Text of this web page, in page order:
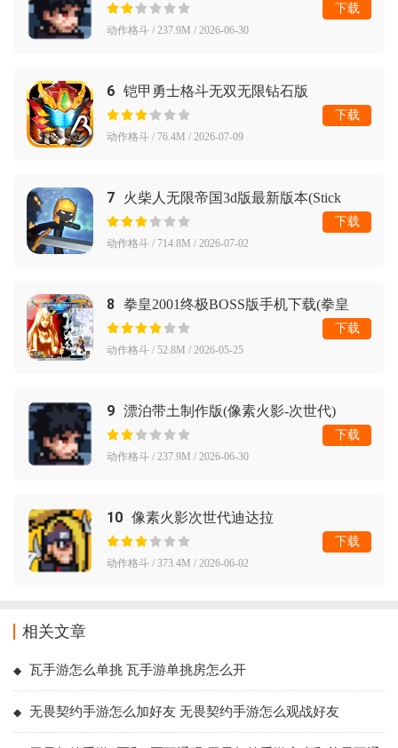
动作格斗 / 237.9M / 2026-06-30
下载
6 铠甲勇士格斗无双无限钻石版
动作格斗 / 76.4M / 2026-07-09
下载
7
火柴人无限帝国3d版最新版本(Stick
Infinite Kingdom)
动作格斗 / 714.8M / 2026-07-02
下载
8 拳皇2001终极BOSS版手机下载(拳皇
2001技能改)
动作格斗 / 52.8M / 2026-05-25
下载
9 漂泊带土制作版(像素火影-次世代)
动作格斗 / 237.9M / 2026-06-30
下载
10 像素火影次世代迪达拉
动作格斗 / 373.4M / 2026-06-02
下载
相关文章
瓦手游怎么单挑 瓦手游单挑房怎么开
无畏契约手游怎么加好友 无畏契约手游怎么观战好友